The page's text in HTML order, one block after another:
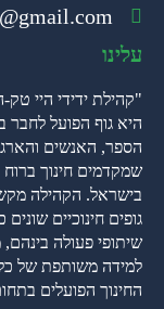
עלינו
"קהילת ידידי היי
היא גוף הפועל לחבר
הספר, האנשים
שמקדמים חינוך ברוח
בישראל. הקהילה
גופים חינוכיים שונים
שיתופי פעולה
למידה משותפת של
החינוך הפועלים